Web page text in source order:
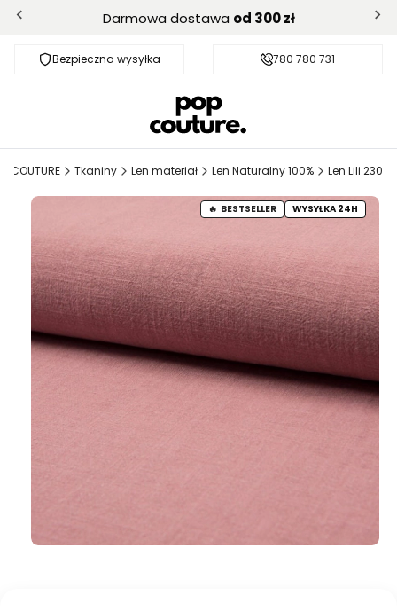
Darmowa dostawa od 300 zł
Bezpieczna wysyłka Darmowa dostawa od 300 zł
780 780 731
Tkaniny Len materiał Len Naturalny 100% Len Lili 230
BESTSELLER WYSYŁKA 24H